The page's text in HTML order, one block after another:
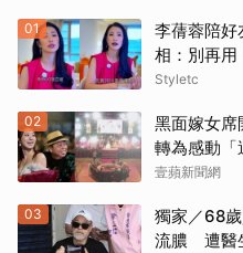
01
李蒨蓉陪好
相：別再用
Styletc
02
黑面嫁女
轉為感動「
壹蘋新聞網
03
獨家／68
流膿 遭醫